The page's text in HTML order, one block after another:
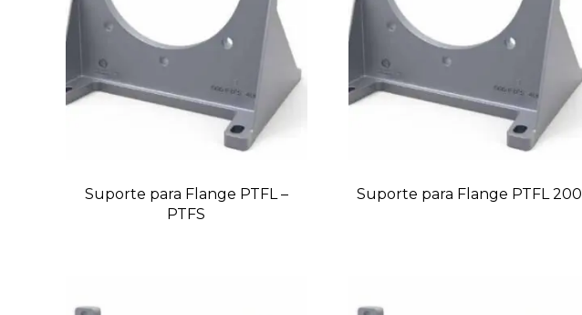
Suporte para Flange PTFL –
PTFS
Suporte para Flange PTFL 200